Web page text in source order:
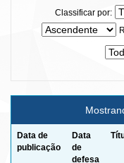
Classificar por:
Data de
publicação
Data
de
defesa